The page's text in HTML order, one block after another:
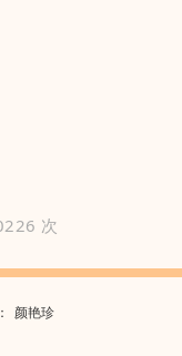
次
： 颜艳珍